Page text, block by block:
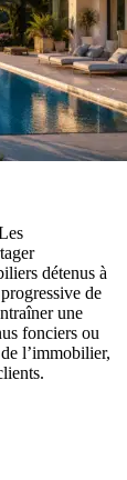
détenus à
de
une
fonciers ou
l’immobilier,